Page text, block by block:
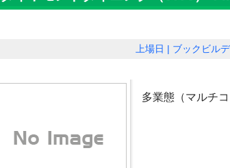
上場日 ブックビル
多業態（マルチ